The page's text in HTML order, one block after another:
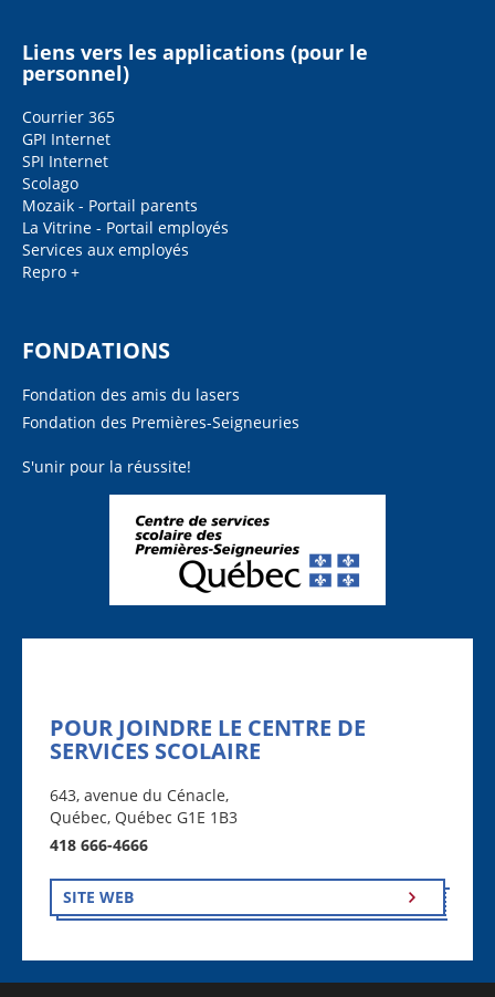
Liens vers les applications (pour le
personnel)
Courrier 365
GPI Internet
SPI Internet
Scolago
Mozaik - Portail parents
La Vitrine - Portail employés
Services aux employés
Repro +
FONDATIONS
Fondation des amis du lasers
Fondation des Premières-Seigneuries
S'unir pour la réussite!
POUR JOINDRE LE CENTRE DE
SERVICES SCOLAIRE
643, avenue du Cénacle,
Québec, Québec G1E 1B3
418 666-4666
SITE WEB